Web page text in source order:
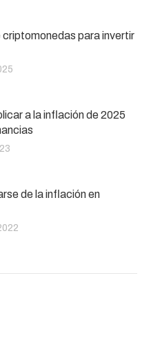
criptomonedas para invertir
a la inflación de 2025
de la inflación en